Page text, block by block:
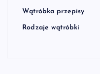
Wątróbka przepisy
Rodzaje wątróbki